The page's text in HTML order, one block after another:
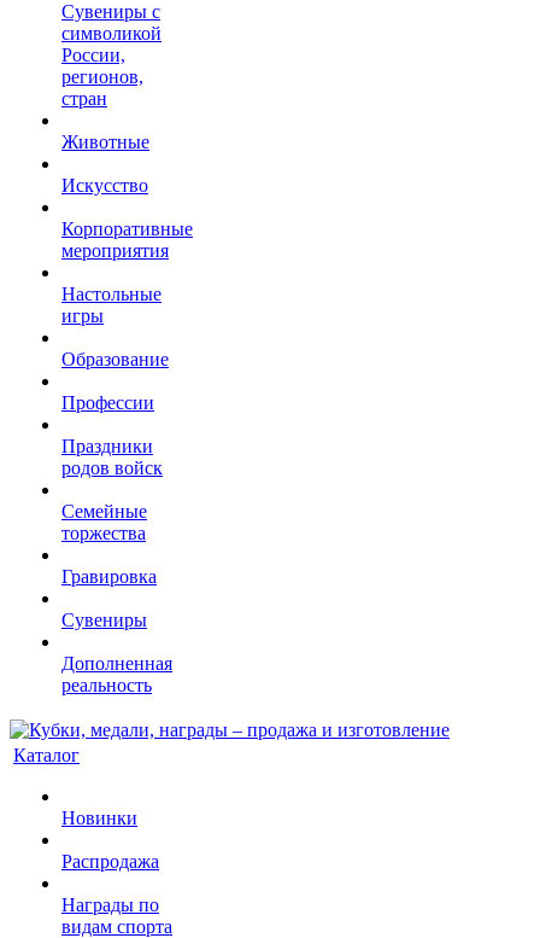
Сувениры с
символикой
России,
регионов,
стран
Животные
Искусство
Корпоративные
мероприятия
Настольные
игры
Образование
Профессии
Праздники
родов войск
Семейные
торжества
Гравировка
Сувениры
Дополненная
реальность
Каталог
Новинки
Распродажа
Награды по
видам спорта